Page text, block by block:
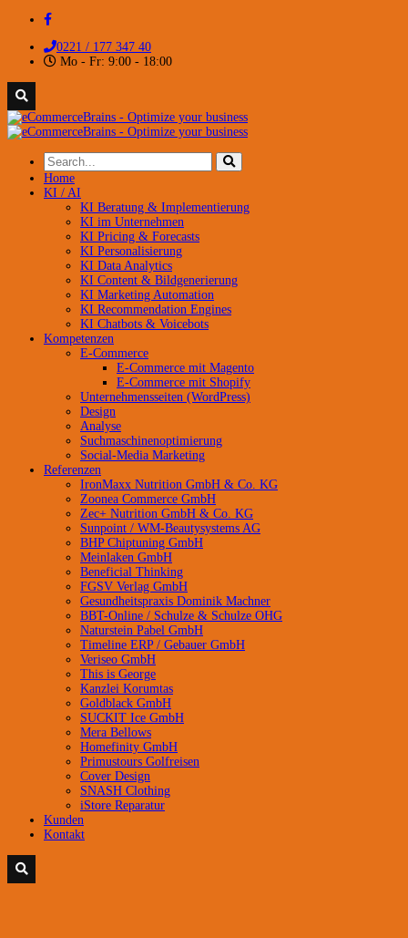
0221 / 177 347 40
Mo - Fr: 9:00 - 18:00
Home
KI / AI
KI Beratung & Implementierung
KI im Unternehmen
KI Pricing & Forecasts
KI Personalisierung
KI Data Analytics
KI Content & Bildgenerierung
KI Marketing Automation
KI Recommendation Engines
KI Chatbots & Voicebots
Kompetenzen
E-Commerce
E-Commerce mit Magento
E-Commerce mit Shopify
Unternehmensseiten (WordPress)
Design
Analyse
Suchmaschinenoptimierung
Social-Media Marketing
Referenzen
IronMaxx Nutrition GmbH & Co. KG
Zoonea Commerce GmbH
Zec+ Nutrition GmbH & Co. KG
Sunpoint / WM-Beautysystems AG
BHP Chiptuning GmbH
Meinlaken GmbH
Beneficial Thinking
FGSV Verlag GmbH
Gesundheitspraxis Dominik Machner
BBT-Online / Schulze & Schulze OHG
Naturstein Pabel GmbH
Timeline ERP / Gebauer GmbH
Veriseo GmbH
This is George
Kanzlei Korumtas
Goldblack GmbH
SUCKIT Ice GmbH
Mera Bellows
Homefinity GmbH
Primustours Golfreisen
Cover Design
SNASH Clothing
iStore Reparatur
Kunden
Kontakt